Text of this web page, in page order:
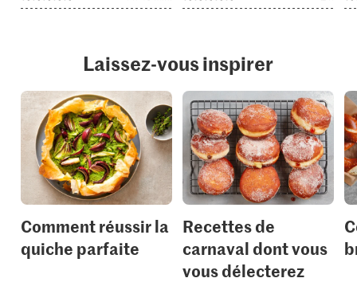
Laissez-vous inspirer
Comment réussir la
quiche parfaite
Recettes de
carnaval dont vous
vous délecterez